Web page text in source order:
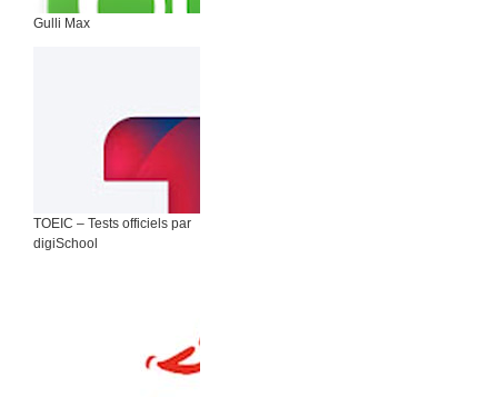
Gulli Max
TOEIC – Tests officiels par
digiSchool